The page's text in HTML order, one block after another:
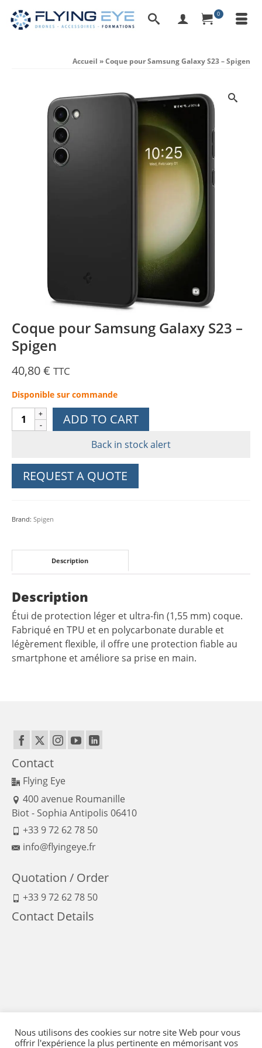
0
Accueil »Coque pour Samsung Galaxy S23 – Spigen
Coque pour Samsung Galaxy S23 –
Spigen
40,80€ TTC
Disponible sur commande
Coque
pour
S23
ADD TO CART
Back in stock alert
REQUEST A QUOTE
Brand: Spigen
Description
Description
Étui de protection léger et ultra-fin (1,55 mm) coque.
Fabriqué en TPU et en polycarbonate durable et
légèrement flexible, il offre une protection fiable au
smartphone et améliore sa prise en main.
Contact
Flying Eye
400 avenue Roumanille
Biot - Sophia Antipolis 06410
+33 9 72 62 78 50
info@flyingeye.fr
Quotation / Order
+33 9 72 62 78 50
Contact Details
Nous utilisons des cookies sur notre site Web pour vous
offrir l'expérience la plus pertinente en mémorisant vos